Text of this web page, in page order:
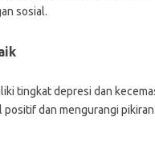
sosial.
tingkat depresi dan
dan mengurangi